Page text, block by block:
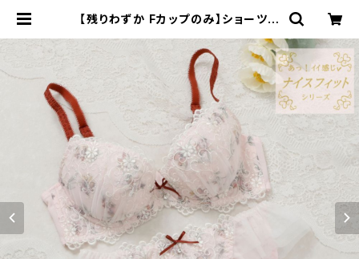
【残りわずか Fカップのみ】ショーツサ
ョーツセット | Palissee